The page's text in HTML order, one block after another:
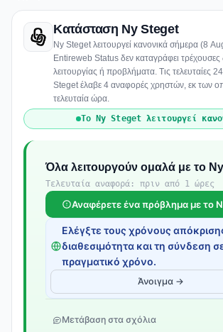
Κατάσταση Ny Steget
Ny Steget λειτουργεί κανονικά σήμερα (8
Entireweb Status δεν καταγράφει τρέχουσες
λειτουργίας ή προβλήματα. Τις τελευταίες
Steget έλαβε 4 αναφορές χρηστών, εκ των
τελευταία ώρα.
Το Ny Steget λειτουργεί
Όλα λειτουργούν ομαλά με το
Τελευταία αναφορά: πριν από 1 ώρες
Αναφέρετε ένα πρόβλημα με το
Ελέγξτε τους χρόνους
διαθεσιμότητα και τη σύνδεση
πραγματικό χρόνο.
Άνοιγμα →
Μετάβαση στα σχόλια